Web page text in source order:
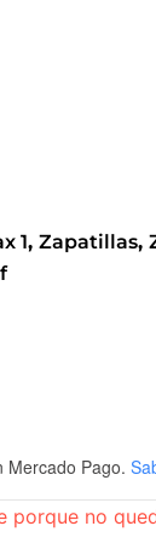
1,Zapatillas,
Mercado Pago.
no